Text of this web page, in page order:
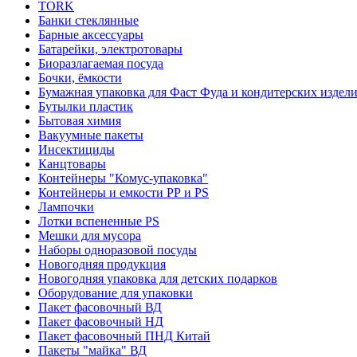
TORK
Банки стеклянные
Барные аксессуары
Батарейки, электротовары
Биоразлагаемая посуда
Бочки, ёмкости
Бумажная упаковка для Фаст Фуда и кондитерских
Бутылки пластик
Бытовая химия
Вакуумные пакеты
Инсектициды
Канцтовары
Контейнеры "Комус-упаковка"
Контейнеры и емкости РР и PS
Лампочки
Лотки вспененные PS
Мешки для мусора
Наборы одноразовой посуды
Новогодняя продукция
Новогодняя упаковка для детских подарков
Оборудование для упаковки
Пакет фасовочный ВД
Пакет фасовочный НД
Пакет фасовочный ПНД Китай
Пакеты "майка" ВД